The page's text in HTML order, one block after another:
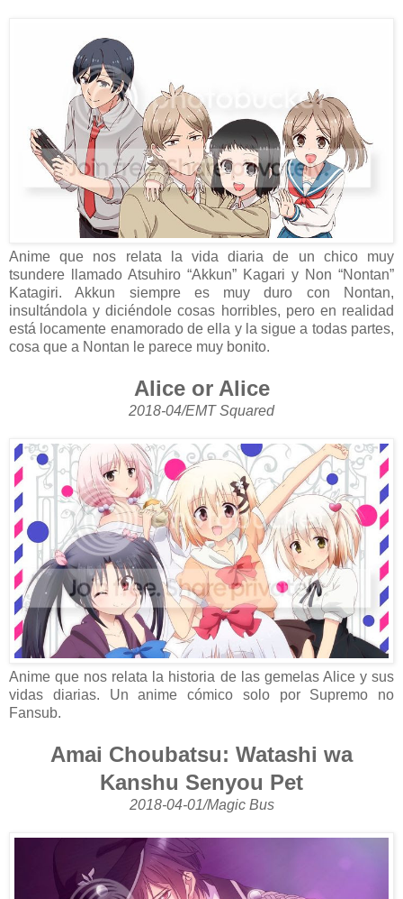
Anime que nos relata la vida diaria de un chico muy
tsundere llamado Atsuhiro “Akkun” Kagari y Non “Nontan”
Katagiri. Akkun siempre es muy duro con Nontan,
insultándola y diciéndole cosas horribles, pero en realidad
está locamente enamorado de ella y la sigue a todas partes,
cosa que a Nontan le parece muy bonito.
Alice or Alice
2018-04/EMT Squared
Anime que nos relata la historia de las gemelas Alice y sus
vidas diarias. Un anime cómico solo por Supremo no
Fansub.
Amai Choubatsu: Watashi wa
Kanshu Senyou Pet
2018-04-01/Magic Bus